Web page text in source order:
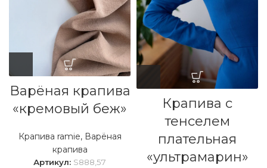
Варёная крапива
«кремовый беж»
Крапива ramie, Варёная
крапива
Артикул: S888,57
Крапива с
тенселем
плательная
«ультрамарин»